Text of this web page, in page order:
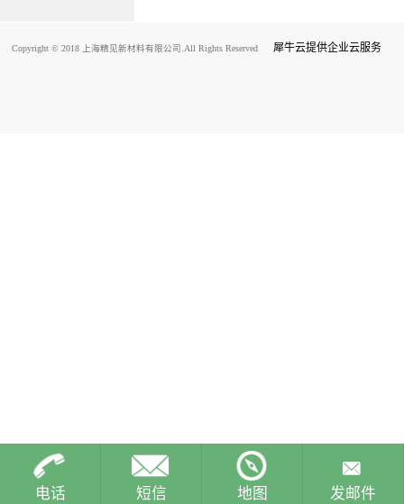
Copyright © 2018 上海精见新材料有限公司.All Rights Reserved 犀牛云提供企业云服务
电话 短信 地图 发邮件